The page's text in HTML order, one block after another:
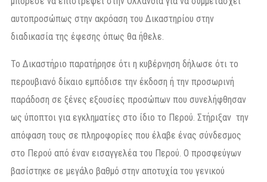
αυτοπροσώπως στην ακρόαση του Δικαστηρίου στην
διαδικασία της έφεσης όπως θα ήθελε.
Το Δικαστήριο παρατήρησε ότι η κυβέρνηση δήλωσε ότι το
περουβιανό δίκαιο εμπόδισε την έκδοση ή την προσωρινή
παράδοση σε ξένες εξουσίες προσώπων που συνελήφθησαν
ως ύποπτοι για εγκληματίες στο ίδιο το Περού. Στήριξαν την
απόφαση τους σε πληροφορίες που έλαβε ένας σύνδεσμος
στο Περού από έναν εισαγγελέα του Περού. Ο προσφεύγων
βασίστηκε σε μεγάλο βαθμό στην αποτυχία του γενικού